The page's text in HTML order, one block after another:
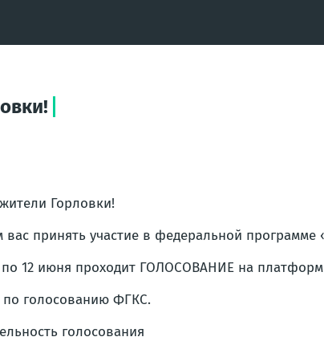
Горловки!
вас принять участие в федеральной
по 12 июня проходит ГОЛОСОВАНИЕ на
по голосованию ФГКС.
голосования